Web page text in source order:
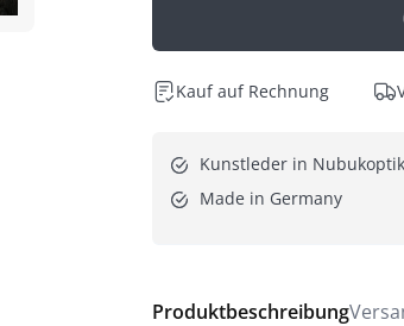
Kauf auf Rechnung
Kunstleder in Nubukoptik
Made in Germany
Produktbeschreibung